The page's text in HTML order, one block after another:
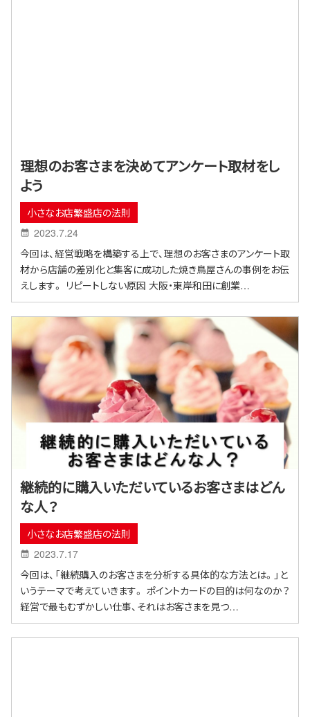
理想のお客さまを決めてアンケート取材をし
よう
小さなお店繁盛店の法則
2023.7.24
今回は、経営戦略を構築する上で、理想のお客さまのアンケート取
材から店舗の差別化と集客に成功した焼き鳥屋さんの事例をお伝
えします。 リピートしない原因 大阪・東岸和田に創業…
継続的に購入いただいているお客さまはどん
な人？
小さなお店繁盛店の法則
2023.7.17
今回は、「継続購入のお客さまを分析する具体的な方法とは。」と
いうテーマで考えていきます。 ポイントカードの目的は何なのか？
経営で最もむずかしい仕事、それはお客さまを見つ…